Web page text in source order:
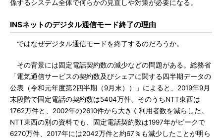
係するシステム全体で何らかの見直しや対策が必要になる。
INSネットのデジタル通信モード終了の理由
ではなぜデジタル通信モードを終了するのだろうか。
その背景には固定電話契約数の減少などの問題がある。総務省
「電気通信サービスの契約数及びシェアに関する四半期データの
公表（令和元年度第2四半期（9月末））」によると、2019年9月
末段階で固定電話の契約数は5404万件、そのうちNTT東西は
1762万件と、2002年の2610件から大きく利用者数を減らした。
NTT東西の別の資料でも、固定電話契約数は1997年がピークで
6270万件、2017年には2042万件と約67％も減少したことが明ら